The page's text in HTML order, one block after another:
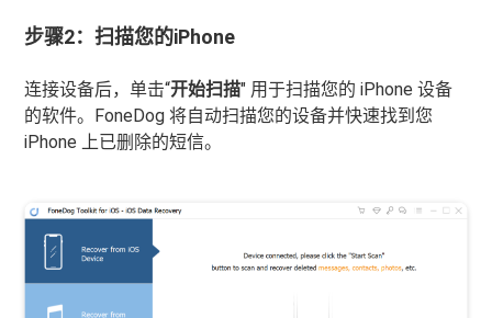
步骤2：扫描您的iPhone
连接设备后，单击“开始扫描" 用于扫描您的 iPhone 设备
的软件。FoneDog 将自动扫描您的设备并快速找到您
iPhone 上已删除的短信。